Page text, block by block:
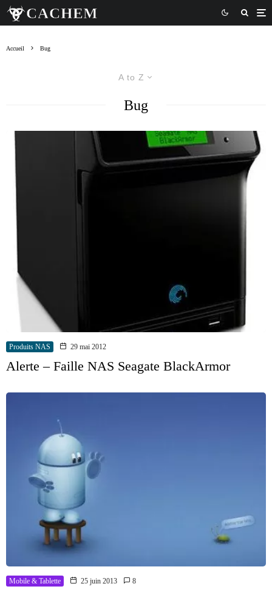
Accueil Bug
A to Z
Bug
Produits NAS 29 mai 2012
Alerte – Faille NAS Seagate BlackArmor
Mobile & Tablette 25 juin 2013 8